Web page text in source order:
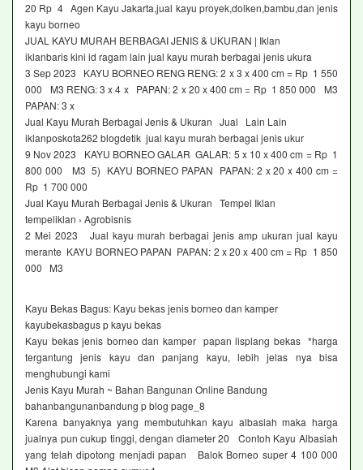
20 Rp 4 Agen Kayu Jakarta,jual kayu proyek,dolken,bambu,dan jenis
kayu borneo
JUAL KAYU MURAH BERBAGAI JENIS & UKURAN | Iklan
iklanbaris kini id ragam lain jual kayu murah berbagai jenis ukura
3 Sep 2023 KAYU BORNEO RENG RENG: 2 x 3 x 400 cm = Rp 1 550
000 M3 RENG: 3 x 4 x PAPAN: 2 x 20 x 400 cm = Rp 1 850 000 M3
PAPAN: 3 x
Jual Kayu Murah Berbagai Jenis & Ukuran Jual Lain Lain
iklanposkota262 blogdetik jual kayu murah berbagai jenis ukur
9 Nov 2023 KAYU BORNEO GALAR GALAR: 5 x 10 x 400 cm = Rp 1
800 000 M3 5) KAYU BORNEO PAPAN PAPAN: 2 x 20 x 400 cm =
Rp 1 700 000
Jual Kayu Murah Berbagai Jenis & Ukuran Tempel Iklan
tempeliklan › Agrobisnis
2 Mei 2023 Jual kayu murah berbagai jenis amp ukuran jual kayu
merante KAYU BORNEO PAPAN PAPAN: 2 x 20 x 400 cm = Rp 1 850
000 M3
Kayu Bekas Bagus: Kayu bekas jenis borneo dan kamper
kayubekasbagus p kayu bekas
Kayu bekas jenis borneo dan kamper papan lisplang bekas *harga
tergantung jenis kayu dan panjang kayu, lebih jelas nya bisa
menghubungi kami
Jenis Kayu Murah ~ Bahan Bangunan Online Bandung
bahanbangunanbandung p blog page_8
Karena banyaknya yang membutuhkan kayu albasiah maka harga
jualnya pun cukup tinggi, dengan diameter 20 Contoh Kayu Albasiah
yang telah dipotong menjadi papan Balok Borneo super 4 100 000